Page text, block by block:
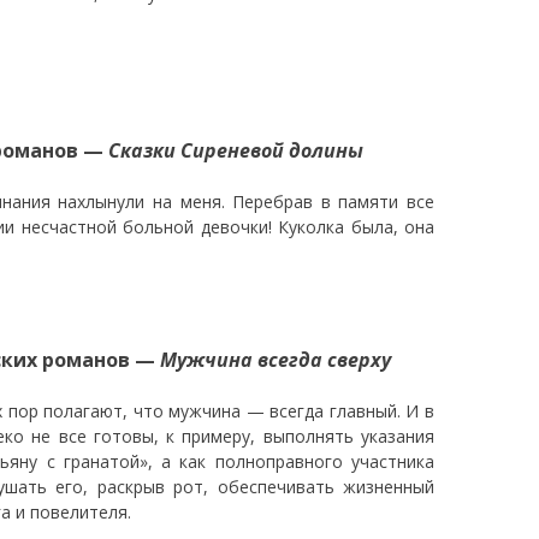
— Сказки Сиреневой долины
нахлынули на меня. Перебрав в памяти все
несчастной больной девочки! Куколка была, она
романов — Мужчина всегда сверху
полагают, что мужчина — всегда главный. И в
не все готовы, к примеру, выполнять указания
с гранатой», а как полноправного участника
его, раскрыв рот, обеспечивать жизненный
и повелителя.